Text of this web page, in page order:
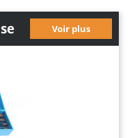
Voir plus